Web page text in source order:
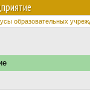
образовательных